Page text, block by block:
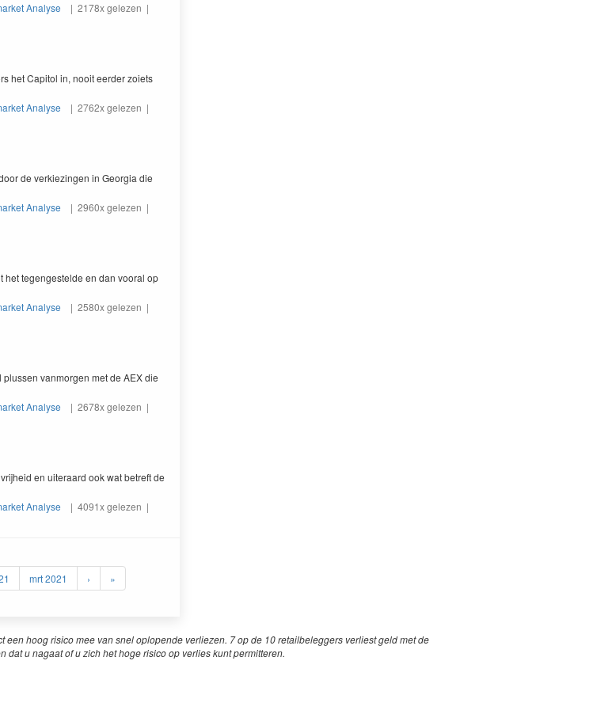
Analyse | 2178x gelezen |
het Capi­tol in, nooit eerder zoi­ets
Analyse | 2762x gelezen |
de verkiezin­gen in Geor­gia die
Analyse | 2960x gelezen |
het tegengestelde en dan vooral op
Analyse | 2580x gelezen |
van­mor­gen met de AEXdie
Analyse | 2678x gelezen |
en uit­er­aard ook wat betre­ft de
Analyse | 4091x gelezen |
mrt 2021 › »
een hoog risico mee van snel oplopende verliezen. 7 op de 10 retailbeleggers verliest geld met de
dat u nagaat of u zich het hoge risico op verlies kunt permitteren.